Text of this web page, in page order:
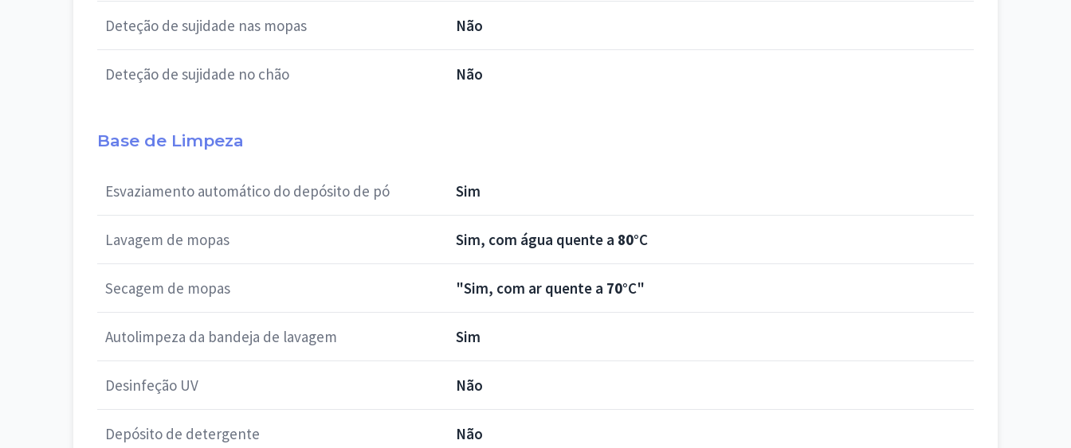
Deteção de sujidade nas mopas Não
Deteção de sujidade no chão Não
Base de Limpeza
Esvaziamento automático do depósito de pó Sim
Lavagem de mopas Sim, com água quente a 80°C
Secagem de mopas "Sim, com ar quente a 70°C"
Autolimpeza da bandeja de lavagem Sim
Desinfeção UV Não
Depósito de detergente Não